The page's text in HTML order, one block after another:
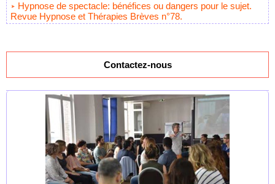
Hypnose de spectacle: bénéfices ou dangers pour le sujet.
Revue Hypnose et Thérapies Brèves n°78.
Contactez-nous